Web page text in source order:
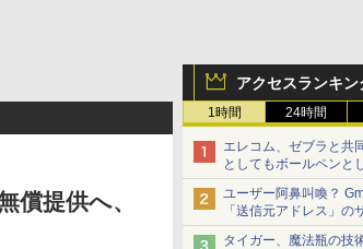
アクセスランキン
1時間 24時間
エレコム、ゼブラと共
としてもボールペンと
スツーウェイ」発売
えずに書き込める
ユーザー阿鼻叫喚？
「送信元アドレス」
【やじうまWatch】
タイガー、魔法瓶の技
償提供へ、